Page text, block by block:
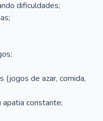
dificuldades;
(jogos de azar, comida,
constante;